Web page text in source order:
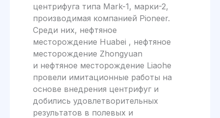
центрифуга типа Mark-1, марки-2,
производимая компанией Pioneer.
Среди них, нефтяное
месторождение Huabei , нефтяное
месторождение Zhongyuan
и нефтяное месторождение Liaohe
провели имитационные работы на
основе внедрения центрифуг и
добились удовлетворительных
результатов в полевых и